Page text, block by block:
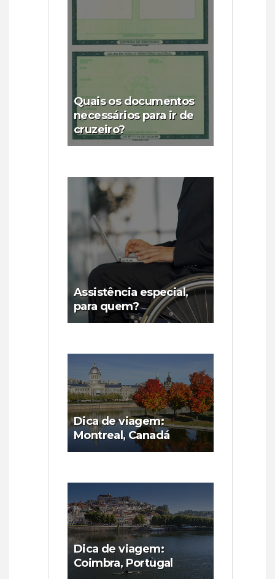
Quais os documentos
necessários para ir de
cruzeiro?
Assistência especial,
para quem?
Dica de viagem:
Montreal, Canadá
Dica de viagem:
Coimbra, Portugal